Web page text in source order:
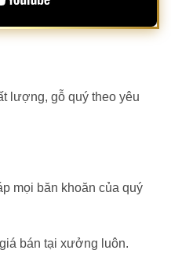
lượng, gỗ quý theo yêu
mọi băn khoăn của quý
bán tại xưởng luôn.